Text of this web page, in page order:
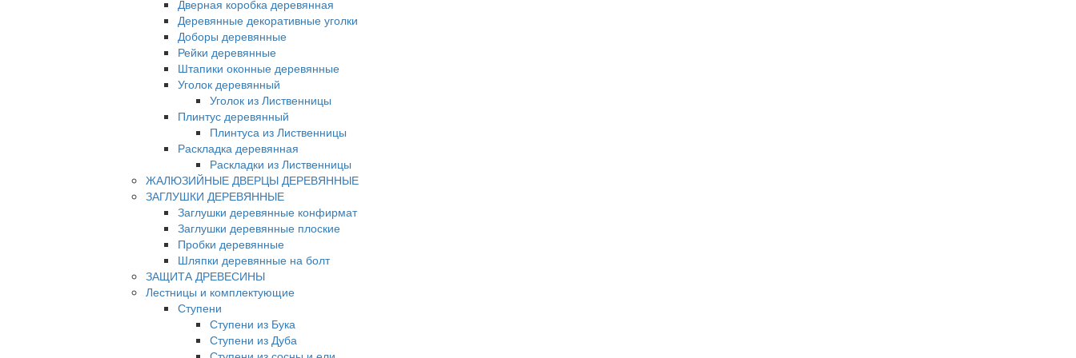
Дверная коробка деревянная
Деревянные декоративные уголки
Доборы деревянные
Рейки деревянные
Штапики оконные деревянные
Уголок деревянный
Уголок из Лиственницы
Плинтус деревянный
Плинтуса из Лиственницы
Раскладка деревянная
Раскладки из Лиственницы
ЖАЛЮЗИЙНЫЕ ДВЕРЦЫ ДЕРЕВЯННЫЕ
ЗАГЛУШКИ ДЕРЕВЯННЫЕ
Заглушки деревянные конфирмат
Заглушки деревянные плоские
Пробки деревянные
Шляпки деревянные на болт
ЗАЩИТА ДРЕВЕСИНЫ
Лестницы и комплектующие
Ступени
Ступени из Бука
Ступени из Дуба